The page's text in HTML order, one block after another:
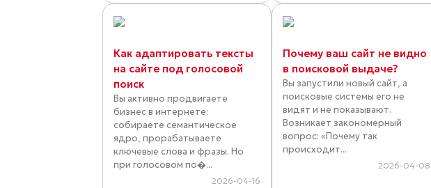
Как адаптировать тексты
на сайте под голосовой
поиск
Вы активно продвигаете
бизнес в интернете:
собираете семантическое
ядро, прорабатываете
ключевые слова и фразы. Но
при голосовом по�...
2026-04-16
Почему ваш сайт не видно
в поисковой выдаче?
Вы запустили новый сайт, а
поисковые системы его не
видят и не показывают.
Возникает закономерный
вопрос: «Почему так
происходит...
2026-04-08